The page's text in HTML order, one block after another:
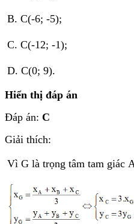
B. C(-6; -5);
C. C(-12; -1);
D. C(0; 9).
Hiển thị đáp án
Đáp án: C
Giải thích:
Vì G là trọng tâm tam giác